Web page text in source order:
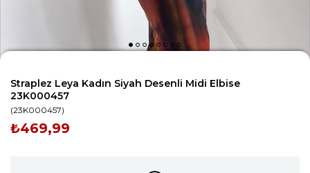
Straplez Leya Kadın Siyah Desenli Midi Elbise
23K000457
(23K000457)
₺469,99